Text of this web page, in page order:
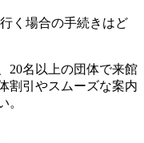
く場合の手続きはど
20名以上の団体で来館
割引やスムーズな案内
。